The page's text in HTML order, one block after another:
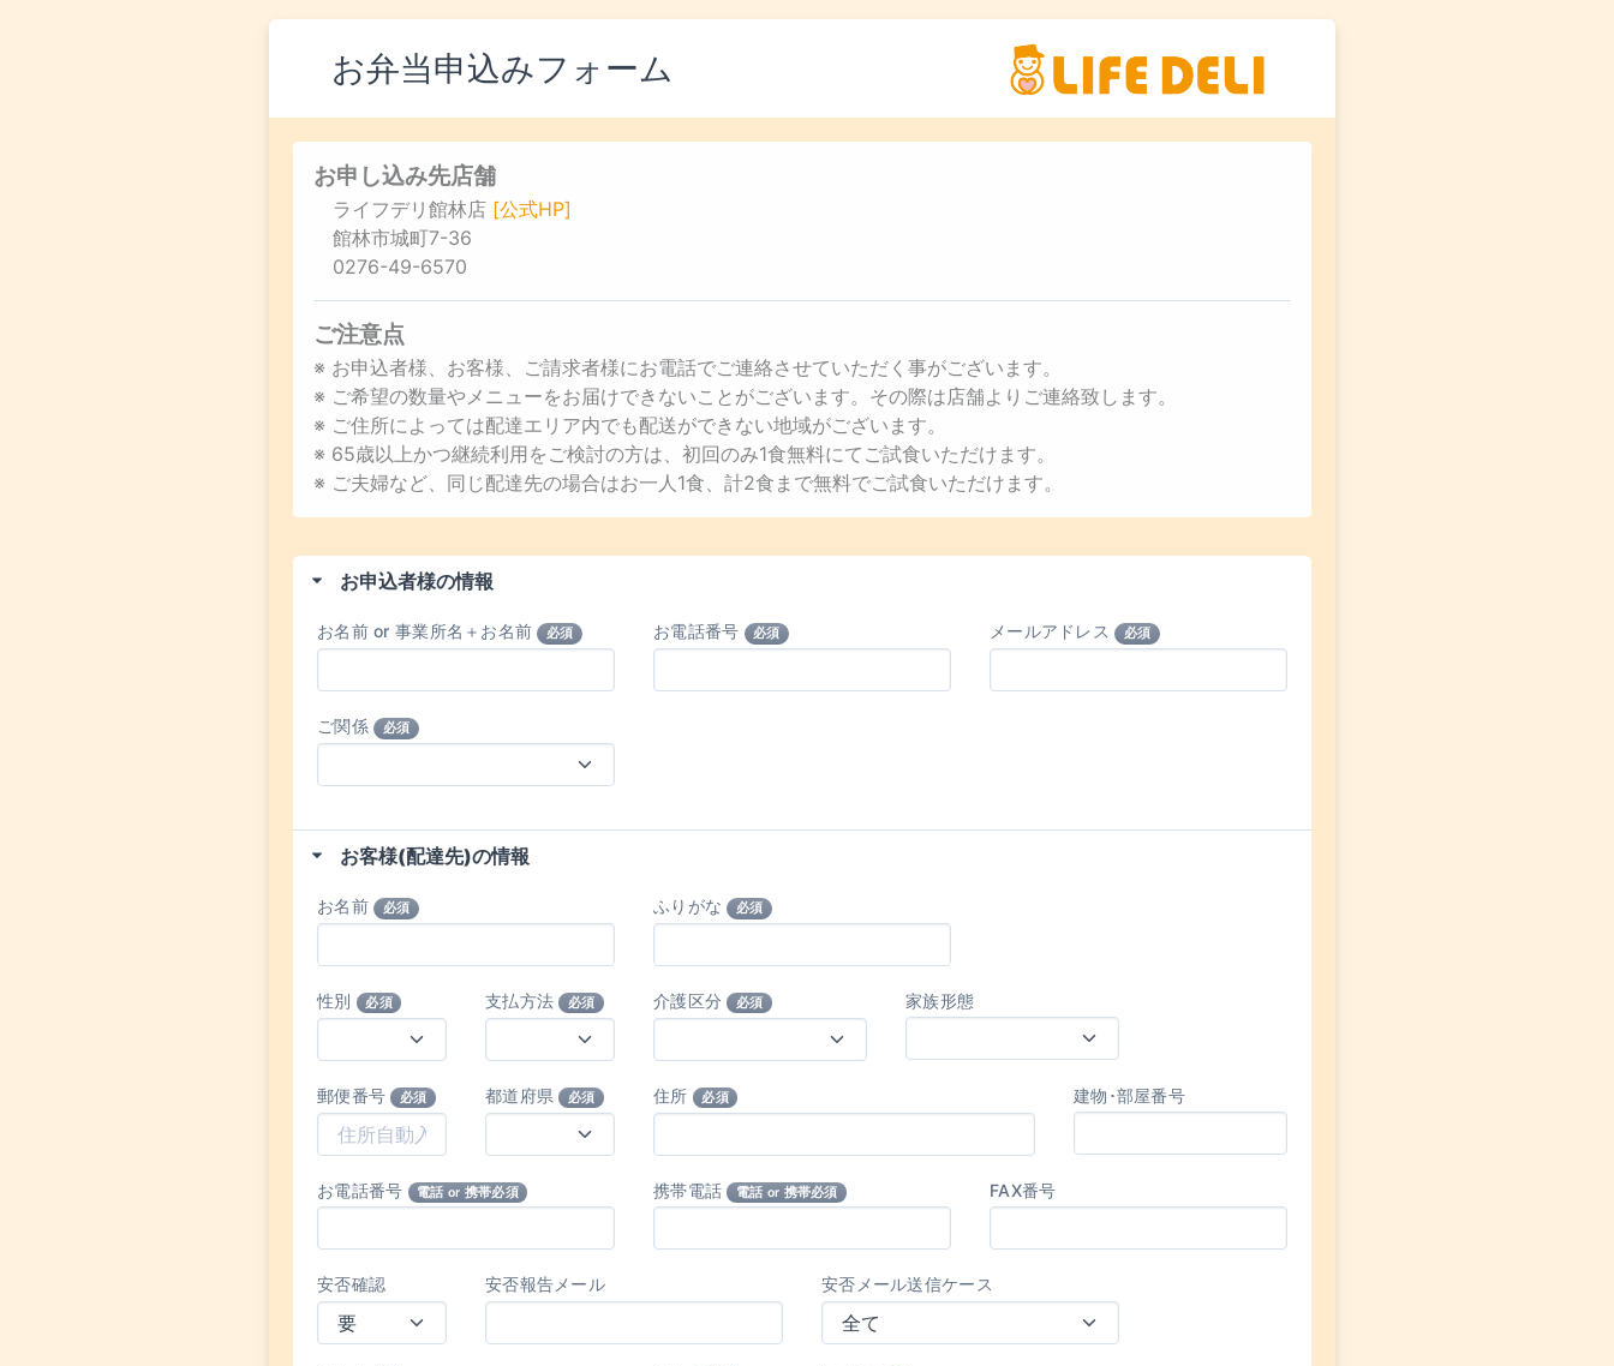
お弁当申込みフォーム
お申し込み先店舗
ライフデリ館林店 [公式HP]
館林市城町7-36
0276-49-6570
ご注意点
※ お申込者様、お客様、ご請求者様にお電話でご連絡させていただく事がございます。
※ ご希望の数量やメニューをお届けできないことがございます。その際は店舗よりご連絡致します。
※ ご住所によっては配達エリア内でも配送ができない地域がございます。
※ 65歳以上かつ継続利用をご検討の方は、初回のみ1食無料にてご試食いただけます。
※ ご夫婦など、同じ配達先の場合はお一人1食、計2食まで無料でご試食いただけます。
お申込者様の情報
お名前 or 事業所名＋お名前 必須 お電話番号 必須 メールアドレス 必須
ご関係 必須
お客様(配達先)の情報
お名前 必須 ふりがな 必須
性別 必須 支払方法 必須 介護区分 必須 家族形態
郵便番号 必須 都道府県 必須 住所 必須 建物･部屋番号
お電話番号 電話 or 携帯必須 携帯電話 電話 or 携帯必須 FAX番号
安否確認 安否報告メール 安否メール送信ケース